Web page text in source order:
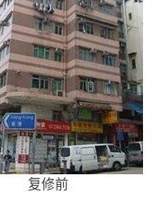
复修前